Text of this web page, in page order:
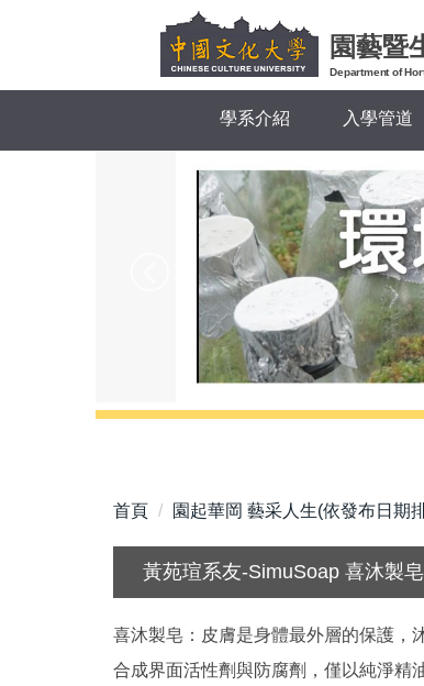
要
容
園藝暨
Department of
學系介紹 入學管道
首頁 園起華岡 藝采人生(依發布日期
黃苑瑄系友-SimuSoap 喜沐製
喜沐製皂：皮膚是身體最外層的保護，
合成界面活性劑與防腐劑，僅以純淨精